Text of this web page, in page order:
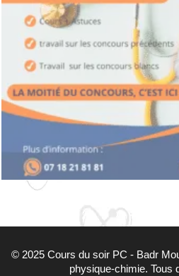
© 2025 Cours du soir PC - Badr
physique-chimie. Tous